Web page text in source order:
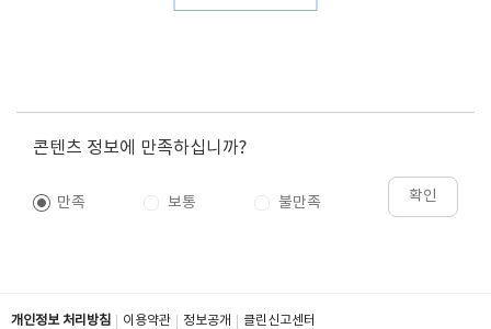
콘텐츠 정보에 만족하십니까?
만족 보통 불만족 확인
개인정보 처리방침 이용약관 정보공개 클린신고센터